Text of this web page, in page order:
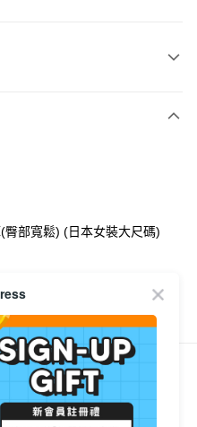
上免運費
上免運費
部寬鬆) (日本女裝大尺碼)
薦